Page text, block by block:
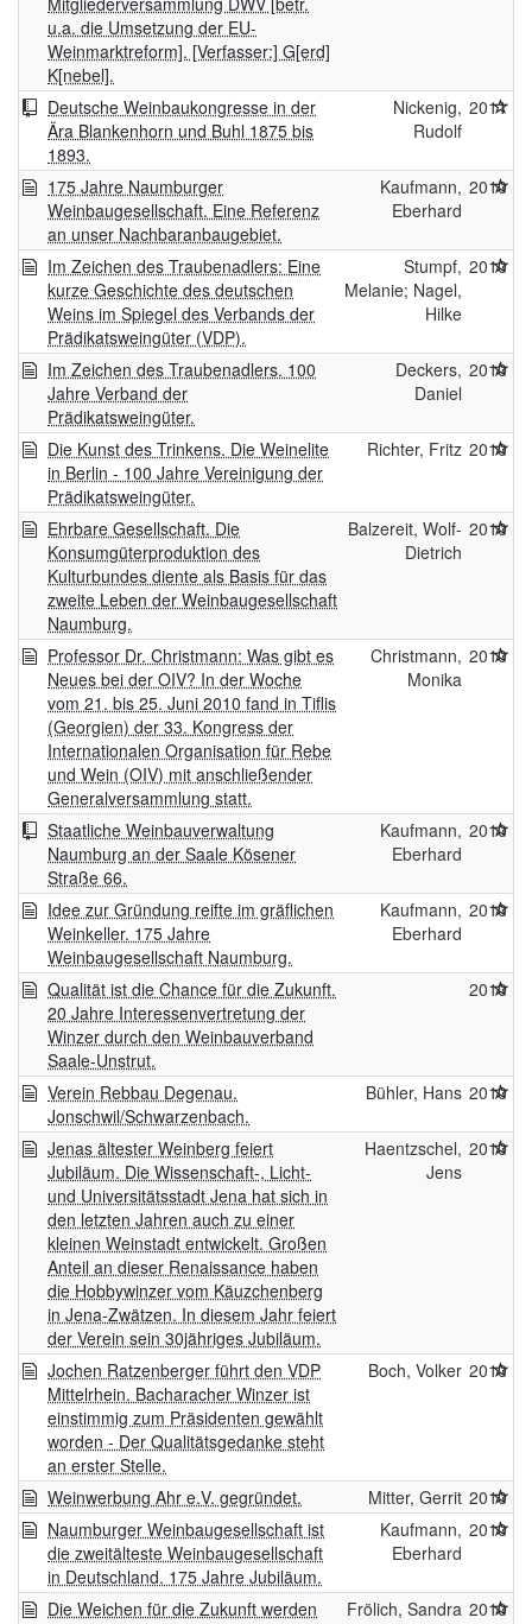
u.a. die Umsetzung der EU-
Weinmarktreform]. [Verfasser:] G[erd]
K[nebel].
Deutsche Weinbaukongresse in der
Ära Blankenhorn und Buhl 1875 bis
1893.
Nickenig,
Rudolf
2011
175 Jahre Naumburger
Weinbaugesellschaft. Eine Referenz
an unser Nachbaranbaugebiet.
Kaufmann,
Eberhard
2010
Im Zeichen des Traubenadlers: Eine
kurze Geschichte des deutschen
Weins im Spiegel des Verbands der
Prädikatsweingüter (VDP).
Stumpf,
Melanie; Nagel,
Hilke
2010
Im Zeichen des Traubenadlers. 100
Jahre Verband der
Prädikatsweingüter.
Deckers,
Daniel
2010
Die Kunst des Trinkens. Die Weinelite
in Berlin - 100 Jahre Vereinigung der
Prädikatsweingüter.
Richter, Fritz 2010
Ehrbare Gesellschaft. Die
Konsumgüterproduktion des
Kulturbundes diente als Basis für das
zweite Leben der Weinbaugesellschaft
Naumburg.
Balzereit, Wolf-
Dietrich
2010
Professor Dr. Christmann: Was gibt es
Neues bei der OIV? In der Woche
vom 21. bis 25. Juni 2010 fand in Tiflis
(Georgien) der 33. Kongress der
Internationalen Organisation für Rebe
und Wein (OIV) mit anschließender
Generalversammlung statt.
Christmann,
Monika
2010
Staatliche Weinbauverwaltung
Naumburg an der Saale Kösener
Straße 66.
Kaufmann,
Eberhard
2010
Idee zur Gründung reifte im gräflichen
Weinkeller. 175 Jahre
Weinbaugesellschaft Naumburg.
Kaufmann,
Eberhard
2010
Qualität ist die Chance für die Zukunft.
20 Jahre Interessenvertretung der
Winzer durch den Weinbauverband
Saale-Unstrut.
2010
Verein Rebbau Degenau.
Jonschwil/Schwarzenbach.
Bühler, Hans 2010
Jenas ältester Weinberg feiert
Jubiläum. Die Wissenschaft-, Licht-
und Universitätsstadt Jena hat sich in
den letzten Jahren auch zu einer
kleinen Weinstadt entwickelt. Großen
Anteil an dieser Renaissance haben
die Hobbywinzer vom Käuzchenberg
in Jena-Zwätzen. In diesem Jahr feiert
der Verein sein 30jähriges Jubiläum.
Haentzschel,
Jens
2010
Jochen Ratzenberger führt den VDP
Mittelrhein. Bacharacher Winzer ist
einstimmig zum Präsidenten gewählt
worden - Der Qualitätsgedanke steht
an erster Stelle.
Boch, Volker 2010
Weinwerbung Ahr e.V. gegründet. Mitter, Gerrit 2010
Naumburger Weinbaugesellschaft ist
die zweitälteste Weinbaugesellschaft
in Deutschland. 175 Jahre Jubiläum.
Kaufmann,
Eberhard
2010
Die Weichen für die Zukunft werden
Frölich, Sandra 2010